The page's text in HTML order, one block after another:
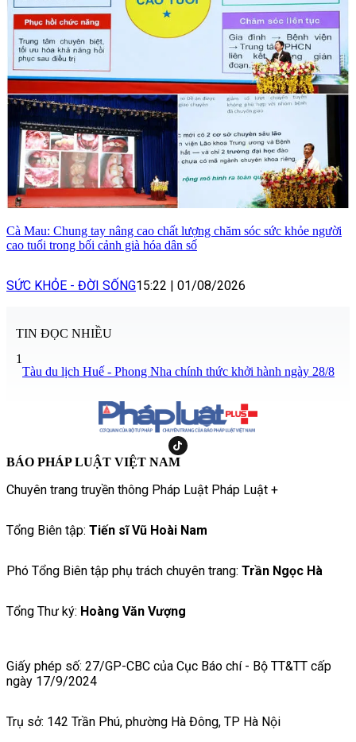
Cà Mau: Chung tay nâng cao chất lượng chăm sóc sức khỏe người
cao tuổi trong bối cảnh già hóa dân số
SỨC KHỎE - ĐỜI SỐNG15:22 | 01/08/2026
TIN ĐỌC NHIỀU
1
Tàu du lịch Huế - Phong Nha chính thức khởi hành ngày 28/8
BÁO PHÁP LUẬT VIỆT NAM
Chuyên trang truyền thông Pháp Luật Pháp Luật +
Tổng Biên tập: Tiến sĩ Vũ Hoài Nam
Phó Tổng Biên tập phụ trách chuyên trang: Trần Ngọc Hà
Tổng Thư ký: Hoàng Văn Vượng
Giấy phép số: 27/GP-CBC của Cục Báo chí - Bộ TT&TT cấp
ngày 17/9/2024
Trụ sở: 142 Trần Phú, phường Hà Đông, TP Hà Nội